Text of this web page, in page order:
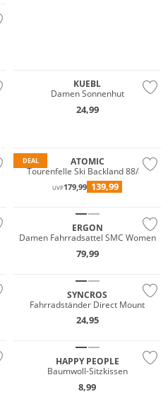
KUEBL
Damen Sonnenhut
24,99
DEAL
ATOMIC
Tourenfelle Ski Backland 88/89
UVP179,99 139,99
ERGON
Damen Fahrradsattel SMC Women
79,99
SYNCROS
Fahrradständer Direct Mount
24,95
HAPPY PEOPLE
Baumwoll-Sitzkissen
8,99